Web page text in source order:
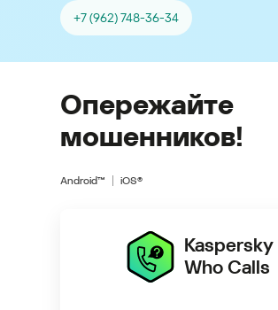
+7 (962) 748-36-34
Опережайте
мошенников!
Android™ iOS®
Kaspersky
Who Calls